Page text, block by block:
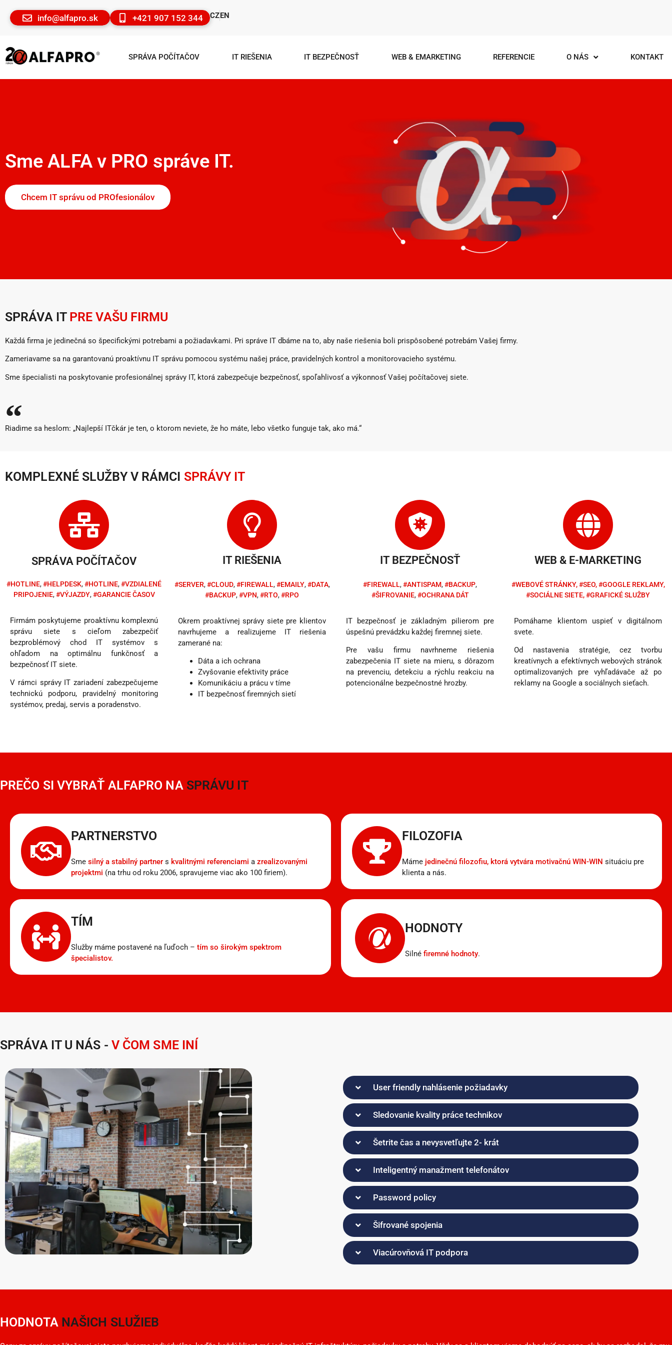
info@alfapro.sk +421 907 152 344 CZEN
SPRÁVA POČÍTAČOV IT RIEŠENIA IT BEZPEČNOSŤ WEB & EMARKETING REFERENCIE O NÁS KONTAKT
Sme ALFA v PRO správe IT.
Chcem IT správu od PROfesionálov
SPRÁVA IT PRE VAŠU FIRMU
Každá firma je jedinečná so špecifickými potrebami a požiadavkami. Pri správe IT dbáme na to, aby naše riešenia boli prispôsobené potrebám Vašej firmy.
Zameriavame sa na garantovanú proaktívnu IT správu pomocou systému našej práce, pravidelných kontrol a monitorovacieho systému.
Sme špecialisti na poskytovanie profesionálnej správy IT, ktorá zabezpečuje bezpečnosť, spoľahlivosť a výkonnosť Vašej počítačovej siete.
Riadime sa heslom: „Najlepší ITčkár je ten, o ktorom neviete, že ho máte, lebo všetko funguje tak, ako má.“
KOMPLEXNÉ SLUŽBY V RÁMCI SPRÁVY IT
SPRÁVA POČÍTAČOV
#HOTLINE,#HELPDESK,#HOTLINE,#VZDIALENÉ
PRIPOJENIE,#VÝJAZDY,#GARANCIE ČASOV
Firmám poskytujeme proaktívnu komplexnú
správu siete s cieľom zabezpečiť
bezproblémový chod IT systémov s
ohľadom na optimálnu funkčnosť a
bezpečnosť IT siete.
V rámci správy IT zariadení zabezpečujeme
technickú podporu, pravidelný monitoring
systémov, predaj, servis a poradenstvo.
IT RIEŠENIA
#SERVER,#CLOUD,#FIREWALL,#EMAILY,#DATA,
#BACKUP,#VPN,#RTO,#RPO
Okrem proaktívnej správy siete pre klientov
navrhujeme a realizujeme IT riešenia
zamerané na:
Dáta a ich ochrana
Zvyšovanie efektivity práce
Komunikáciu a prácu v tíme
IT bezpečnosť firemných sietí
IT BEZPEČNOSŤ
#FIREWALL,#ANTISPAM,#BACKUP,
#ŠIFROVANIE,#OCHRANA DÁT
IT bezpečnosť je základným pilierom pre
úspešnú prevádzku každej firemnej siete.
Pre vašu firmu navrhneme riešenia
zabezpečenia IT siete na mieru, s dôrazom
na prevenciu, detekciu a rýchlu reakciu na
potencionálne bezpečnostné hrozby.
WEB & E-MARKETING
#WEBOVÉ STRÁNKY, #SEO, #GOOGLE REKLAMY,
#SOCIÁLNE SIETE, #GRAFICKÉ SLUŽBY
Pomáhame klientom uspieť v digitálnom
svete.
Od nastavenia stratégie, cez tvorbu
kreatívnych a efektívnych webových stránok
optimalizovaných pre vyhľadávače až po
reklamy na Google a sociálnych sieťach.
PREČO SI VYBRAŤ ALFAPRO NA SPRÁVU IT
PARTNERSTVO
Sme silný a stabilný partner s kvalitnými referenciami a zrealizovanými
projektmi (na trhu od roku 2006, spravujeme viac ako 100 firiem).
TÍM
Služby máme postavené na ľuďoch – tím so širokým spektrom
špecialistov.
FILOZOFIA
Máme jedinečnú filozofiu, ktorá vytvára motivačnú WIN-WIN situáciu pre
klienta a nás.
HODNOTY
Silné firemné hodnoty.
SPRÁVA IT U NÁS - V ČOM SME INÍ
User friendly nahlásenie požiadavky
Sledovanie kvality práce technikov
Šetrite čas a nevysvetľujte 2- krát
Inteligentný manažment telefonátov
Password policy
Šifrované spojenia
Viacúrovňová IT podpora
HODNOTA NAŠICH SLUŽIEB